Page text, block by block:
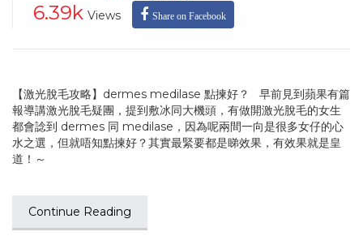
6.39k Views Share on Facebook
【激光脫毛攻略】dermes medilase 點揀好？ 早前見到蘋果有篇
報導講激光脫毛疑團，提到敷冰同大機頭，有做開激光脫毛的女生
都會諗到 dermes 同 medilase，因為呢兩間一向是很多女仔的心
水之選，但就唔知點揀好？其實最緊要都是睇效果，有效果就是皇
道！～
Continue Reading